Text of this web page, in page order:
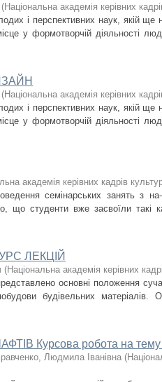
(Національна академія керівних
і перспективних наук, якій
у формотворчій діяльності
(Національна академія керівних
і перспективних наук, якій
у формотворчій діяльності
академія керівних кадрів
семінарських занять з
що студенти вже засвоїли такі
ЛЕКЦІЙ
(Національна академія керівних
основні положення
будівельних матеріалів.
Курсова робота на тему
Людмила Іванівна (